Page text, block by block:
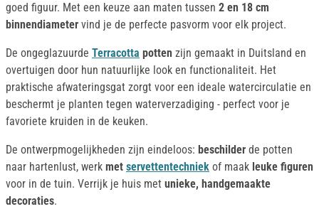
goed figuur. Met een keuze aan maten tussen 2 en 18 cm
binnendiameter vind je de perfecte pasvorm voor elk project.
De ongeglazuurde Terracotta potten zijn gemaakt in Duitsland en
overtuigen door hun natuurlijke look en functionaliteit. Het
praktische afwateringsgat zorgt voor een ideale watercirculatie en
beschermt je planten tegen waterverzadiging - perfect voor je
favoriete kruiden in de keuken.
De ontwerpmogelijkheden zijn eindeloos: beschilder de potten
naar hartenlust, werk met servettentechniek of maak leuke figuren
voor in de tuin. Verrijk je huis met unieke, handgemaakte
decoraties.